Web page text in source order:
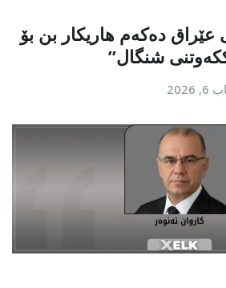
عێراق دەكەم هاریكار بن بۆ
شنگال”
2026